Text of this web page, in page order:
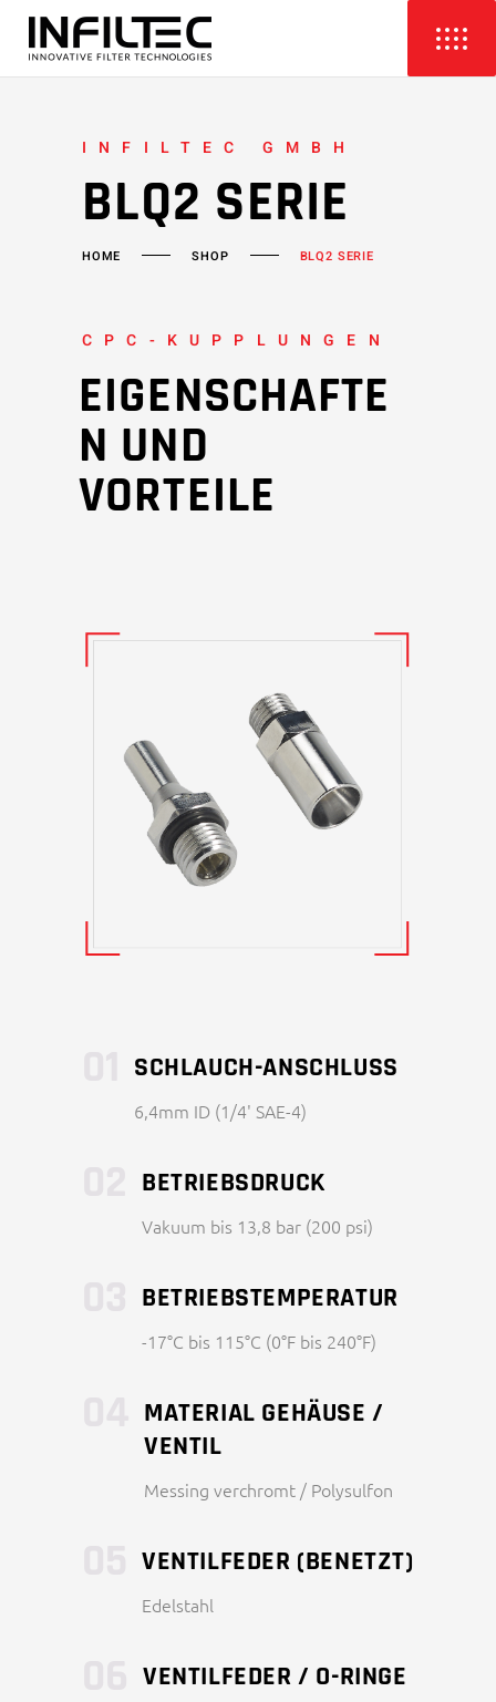
INFILTEC GMBH
BLQ2 SERIE
HOME SHOP BLQ2 SERIE
CPC-KUPPLUNGEN
EIGENSCHAFTE
N UND
VORTEILE
SCHLAUCH-ANSCHLUSS
6,4mm ID (1/4' SAE-4)
BETRIEBSDRUCK
Vakuum bis 13,8 bar (200 psi)
BETRIEBSTEMPERATUR
-17°C bis 115°C (0°F bis 240°F)
MATERIAL GEHÄUSE /
VENTIL
Messing verchromt / Polysulfon
VENTILFEDER (BENETZT)
Edelstahl
VENTILFEDER / O-RINGE